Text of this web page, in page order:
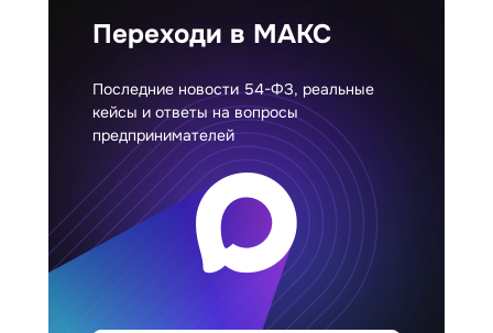
Переходи в МАКС
Последние новости 54-ФЗ, реальные
кейсы и ответы на вопросы
предпринимателей